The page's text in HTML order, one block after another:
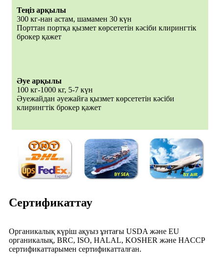
Теңіз арқылы
300 кг-нан астам, шамамен 30 күн
Порттан портқа қызмет көрсететін кәсіби клирингтік
брокер қажет
Әуе арқылы
100 кг-1000 кг, 5-7 күн
Әуежайдан әуежайға қызмет көрсететін кәсіби
клирингтік брокер қажет
Сертификаттау
Органикалық күріш ақуыз ұнтағы USDA және EU
органикалық, BRC, ISO, HALAL, KOSHER және HACCP
сертификаттарымен сертификатталған.